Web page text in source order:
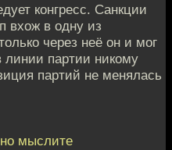
конгресс. Санкции
вхож в одну из
через неё он и мог
линии партии никому
партий не менялась
мыслите